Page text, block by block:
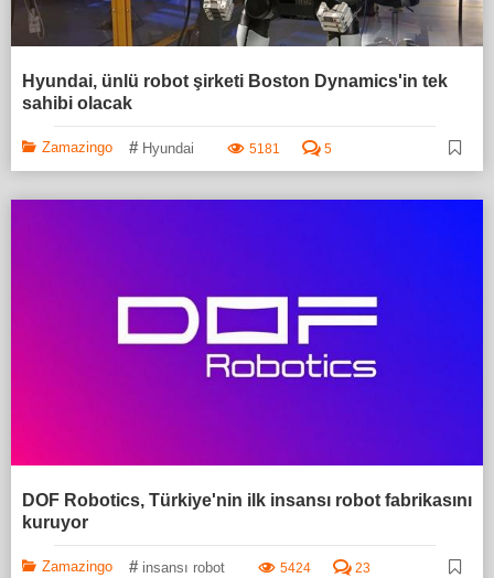
Hyundai, ünlü robot şirketi Boston Dynamics'in tek
sahibi olacak
Zamazingo # Hyundai 5181 5
DOF Robotics, Türkiye'nin ilk insansı robot fabrikasını
kuruyor
Zamazingo # insansı robot 5424 23